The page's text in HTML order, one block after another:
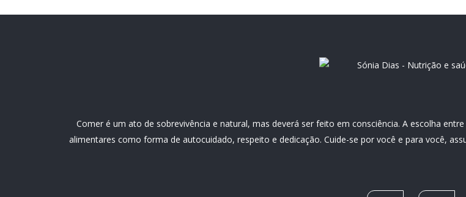
Comer é um ato de sobrevivência e natural, mas deverá ser feito em consciência. A escolha
alimentares como forma de autocuidado, respeito e dedicação. Cuide-se por você e para você,